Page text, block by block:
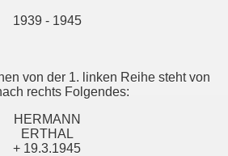
1939 - 1945
von der 1. linken Reihe steht von
rechts Folgendes:
HERMANN
ERTHAL
+ 19.3.1945